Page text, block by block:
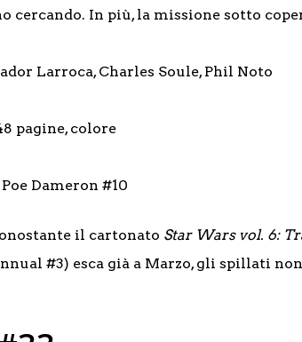
cercando. In più, la missione sotto
Larroca, Charles Soule, Phil Noto
pagine, colore
Dameron #10
il cartonato Star Wars vol. 6:
#3) esca già a Marzo, gli spillati